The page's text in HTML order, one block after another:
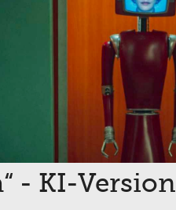
- KI-Version